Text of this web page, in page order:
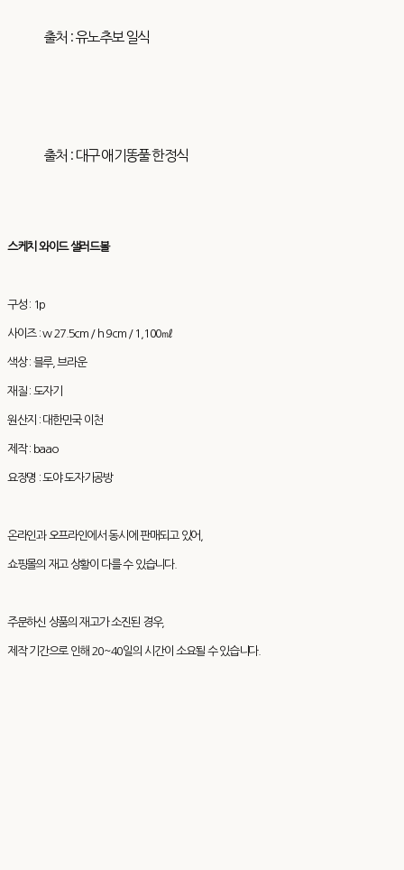
출처 : 유노추보 일식
출처 : 대구 애기똥풀 한정식
스케치 와이드 샐러드볼
구성 : 1p
사이즈 : w 27.5cm / h 9cm / 1,100㎖
색상 : 블루, 브라운
재질 : 도자기
원산지 : 대한민국 이천
제작 : baao
요장명 : 도야 도자기공방
온라인과 오프라인에서 동시에 판매되고 있어,
쇼핑몰의 재고 상황이 다를 수 있습니다.
주문하신 상품의 재고가 소진된 경우,
제작 기간으로 인해 20~40일의 시간이 소요될 수 있습니다.